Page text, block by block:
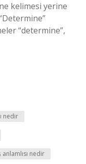
kelimesi yerine
“determine”,
nedir
anlamlısı nedir